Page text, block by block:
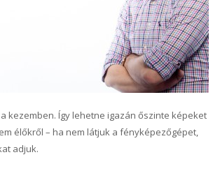
kezemben. Így lehetne igazán őszinte képeket
élőkről – ha nem látjuk a fényképezőgépet,
adjuk.